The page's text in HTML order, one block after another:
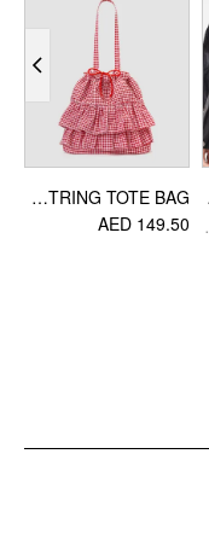
GINGHAM DOUBLE LAYERED RUFFLE DRAWSTRING TOTE BAG
AED 149.50